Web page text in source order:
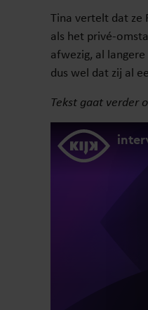
Tina vertelt dat ze
als het privé-
afwezig, al
dus wel dat zij al
Tekst gaat verder